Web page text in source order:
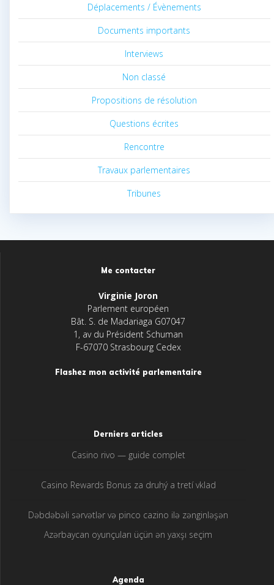
Déplacements / Évènements
Documents importants
Interviews
Non classé
Propositions de résolution
Questions écrites
Rencontre
Travaux parlementaires
Tribunes
Me contacter
Virginie Joron
Parlement européen
Bât. S. de Madariaga G07047
1, av du Président Schuman
F-67070 Strasbourg Cedex
Flashez mon activité parlementaire
Derniers articles
Casino rivo — guide complet
Casino Rewards Bonus za druhý a tretí vklad
Dəbdəbəli sərvətlər və pinco cazino ilə zənginləşən
Azərbaycan oyunçuları üçün ən yaxşı seçim
Agenda